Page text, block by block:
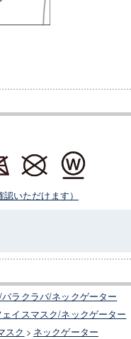
いただけます）
ラクラバ/ネックゲーター
ェイスマスク/ネックゲーター
スク > ネックゲーター